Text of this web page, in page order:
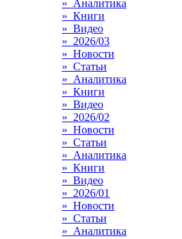
» Аналитика
» Книги
» Видео
» 2026/03
» Новости
» Статьи
» Аналитика
» Книги
» Видео
» 2026/02
» Новости
» Статьи
» Аналитика
» Книги
» Видео
» 2026/01
» Новости
» Статьи
» Аналитика